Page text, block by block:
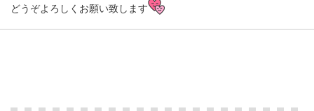
どうぞよろしくお願い致します